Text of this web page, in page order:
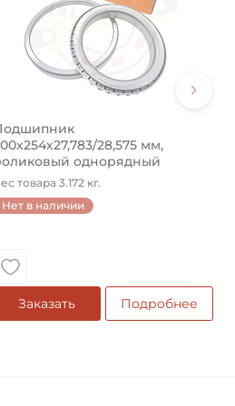
28,575 мм,
однорядный
на ...
товара 3.172 кг.
Нет в наличии
Заказать Подробнее